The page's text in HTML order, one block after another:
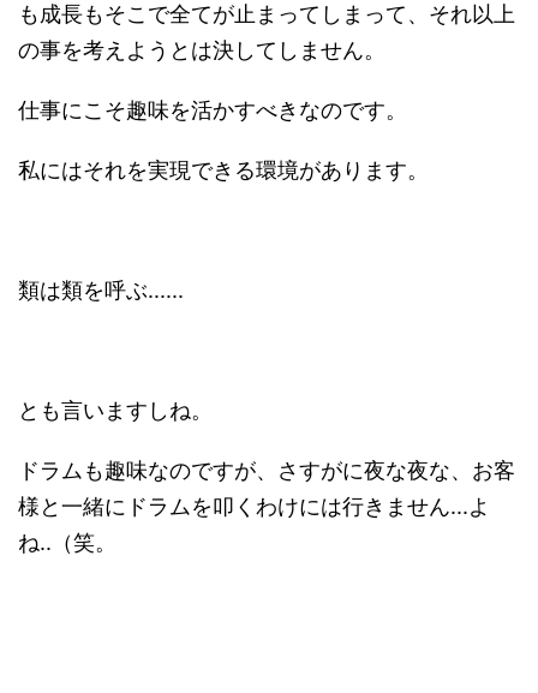
も成長もそこで全てが止まってしまって、それ以上
の事を考えようとは決してしません。
仕事にこそ趣味を活かすべきなのです。
私にはそれを実現できる環境があります。
類は類を呼ぶ......
とも言いますしね。
ドラムも趣味なのですが、さすがに夜な夜な、お客
様と一緒にドラムを叩くわけには行きません...よ
ね..（笑。